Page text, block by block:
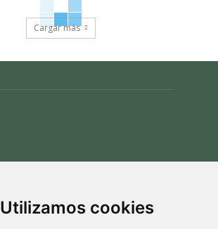
Utilizamos cookies
Cargar más